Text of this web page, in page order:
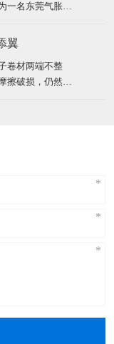
一名东莞气胀轴
都要学会管理时
助理，有一天她
翼
卷材两端不整
擦破损，仍然是